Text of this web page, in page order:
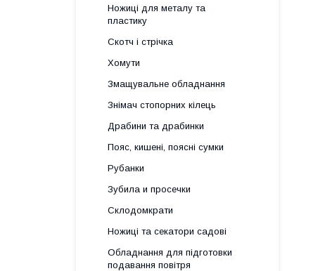
Ножиці для металу та
пластику
Скотч і стрічка
Хомути
Змащувальне обладнання
Знімач стопорних кілець
Драбини та драбинки
Пояс, кишені, поясні сумки
Рубанки
Зубила и просечки
Склодомкрати
Ножиці та секатори садові
Обладнання для підготовки
подавання повітря